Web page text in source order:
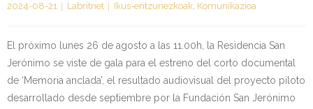
2024-08-21 Labritnet Ikus-entzunezkoak, Komunikazioa
El próximo lunes 26 de agosto a las 11.00h, la Residencia San
Jerónimo se viste de gala para el estreno del corto documental
de ‘Memoria anclada’, el resultado audiovisual del proyecto piloto
desarrollado desde septiembre por la Fundación San Jerónimo